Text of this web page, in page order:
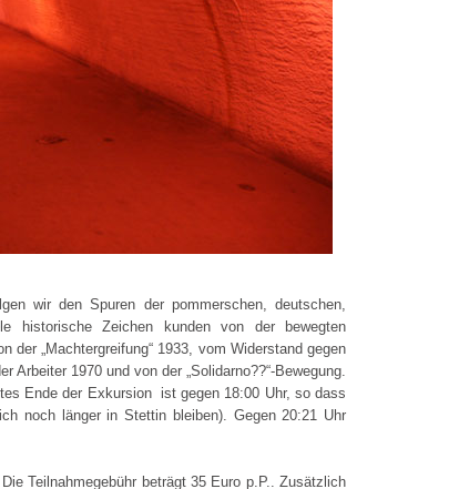
wir den Spuren der pommerschen, deutschen,
historische Zeichen kunden von der bewegten
„Machtergreifung“ 1933, vom Widerstand gegen
1970 und von der „Solidarno??“-Bewegung.
Ende der Exkursion ist gegen 18:00 Uhr, so dass
noch länger in Stettin bleiben). Gegen 20:21 Uhr
Teilnahmegebühr beträgt 35 Euro p.P.. Zusätzlich